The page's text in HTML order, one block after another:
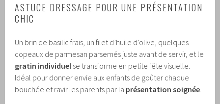
ASTUCE DRESSAGE POUR UNE PRÉSENTATION
CHIC
Un brin de basilic frais, un filet d’huile d’olive, quelques
copeaux de parmesan parsemés juste avant de servir, et le
gratin individuel se transforme en petite fête visuelle.
Idéal pour donner envie aux enfants de goûter chaque
bouchée et ravir les parents par la présentation soignée